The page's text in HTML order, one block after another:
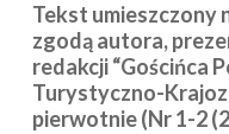
Tekst umieszczony
zgodą autora,
redakcji “Gościńca
Turystyczno-
pierwotnie (Nr 1-2